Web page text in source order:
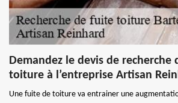
Demandez le devis de recherche
toiture à l’entreprise Artisan
Une fuite de toiture va entrainer une